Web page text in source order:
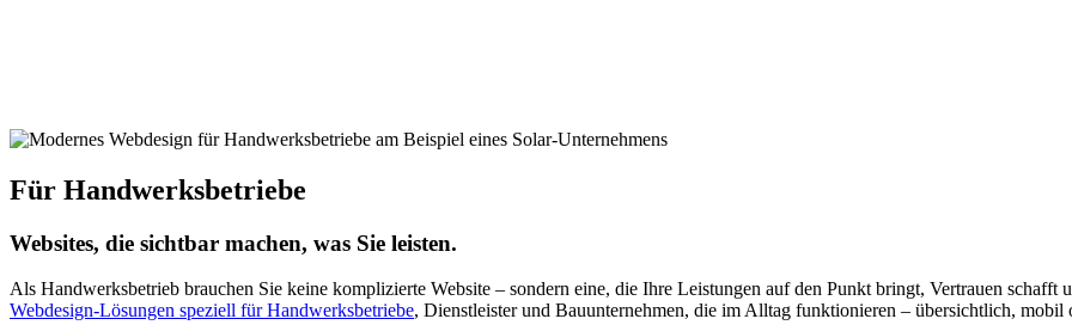
Für Handwerksbetriebe
Websites, die sichtbar machen, was Sie leisten.
Als Handwerksbetrieb brauchen Sie keine komplizierte Website – sondern eine, die Ihre Leistungen auf den Punkt bringt, Vertrauen
Webdesign-Lösungen speziell für Handwerksbetriebe, Dienstleister und Bauunternehmen, die im Alltag funktionieren – übersichtlich, mobil